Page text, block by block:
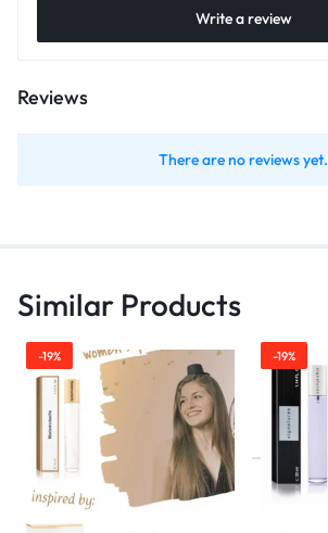
Write a review
Reviews
There are no reviews yet.
Similar Products
-19% -19%